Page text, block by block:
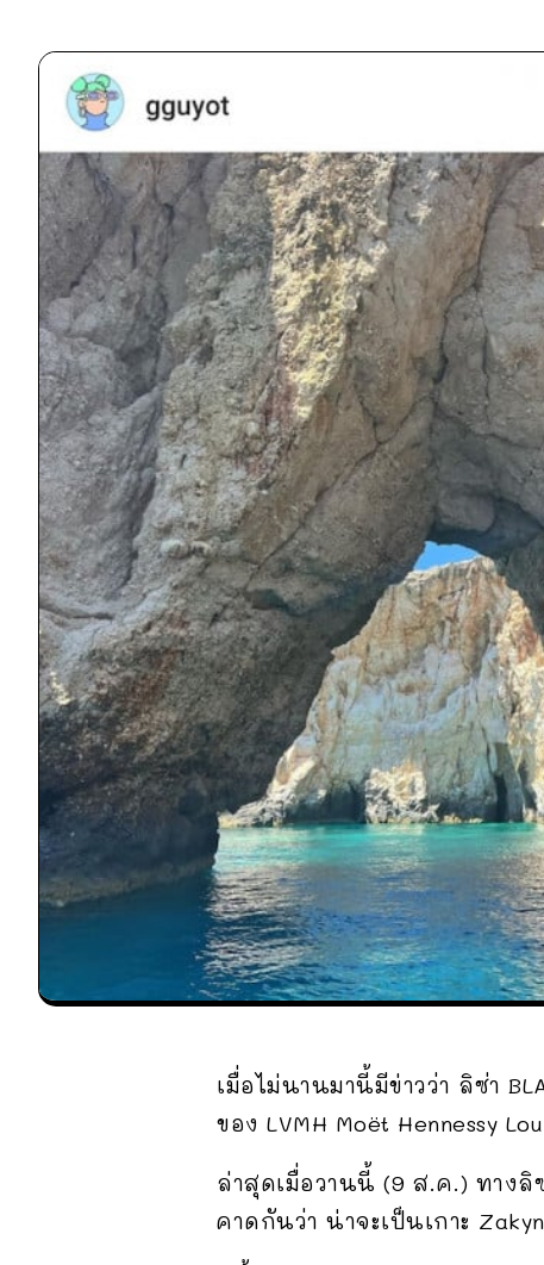
เมื่อไม่นานมานี้มีข่าวว่า ลิซ่า
ของ LVMH Moët Hennessy
ล่าสุดเมื่อวานนี้ (9 ส.ค.) ทาง
คาดกันว่า น่าจะเป็นเกาะ